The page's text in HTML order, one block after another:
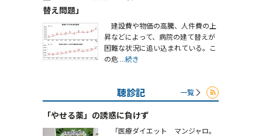
替え問題」
建設費や物価の高騰、人件費の上
昇などによって、病院の建て替えが
困難な状況に追い込まれている。こ
の危 ...続き
聴診記 一覧
「やせる薬」の誘惑に負けず
「医療ダイエット マンジャロ。